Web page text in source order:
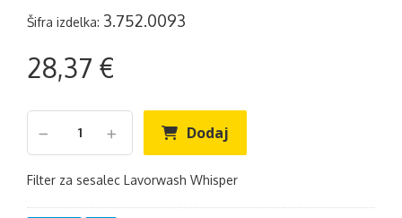
Šifra izdelka: 3.752.0093
28,37 €
Dodaj
Filter za sesalec Lavorwash Whisper